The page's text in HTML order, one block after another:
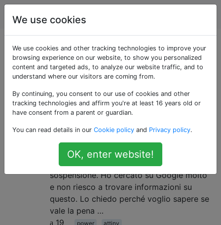
Arduino
Domande taggate
«attiny»
1
ATtiny85: consumo di energia vs
velocità di clock
Breve e semplice: qual è il consumo
MHz e 8 MHz utilizzando l'orologio
interno? Non utilizzare alcuna modalità di
sospensione. Ho cercato su Google molto
e non riesco a trovare informazioni su
questo. Lo chiedo perché voglio sapere se
vale la pena …
19
power attiny
We use cookies
We use cookies and other tracking technologies to improve your
browsing experience on our website, to show you personalized
content and targeted ads, to analyze our website traffic, and to
understand where our visitors are coming from.
By continuing, you consent to our use of cookies and other
tracking technologies and affirm you're at least 16 years old or
have consent from a parent or guardian.
You can read details in our Cookie policy and Privacy policy.
OK, enter website!